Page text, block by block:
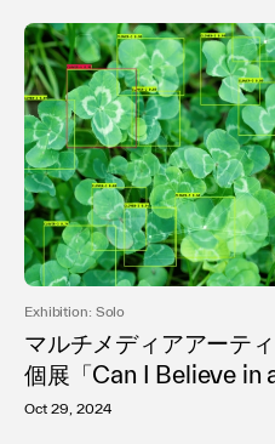
Exhibition: Solo
マルチメディアアーテ
個展「Can I Believe in
w? ー幸せな明日を信じ
Oct 29, 2024